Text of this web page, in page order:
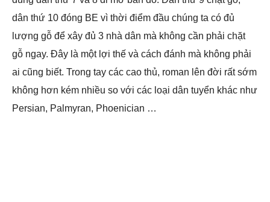
dân thứ 10 đóng BE vì thời điểm đầu chúng ta có đủ
lượng gỗ để xây đủ 3 nhà dân mà không cần phải chặt
gỗ ngay. Đây là một lợi thế và cách đánh mà không phải
ai cũng biết. Trong tay các cao thủ, roman lên đời rất sớm
không hơn kém nhiều so với các loại dân tuyển khác như
Persian, Palmyran, Phoenician …